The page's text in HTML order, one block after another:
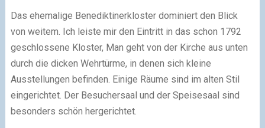
Das ehemalige Benediktinerkloster dominiert den Blick
von weitem. Ich leiste mir den Eintritt in das schon 1792
geschlossene Kloster, Man geht von der Kirche aus unten
durch die dicken Wehrtürme, in denen sich kleine
Ausstellungen befinden. Einige Räume sind im alten Stil
eingerichtet. Der Besuchersaal und der Speisesaal sind
besonders schön hergerichtet.